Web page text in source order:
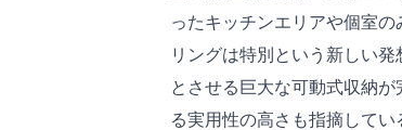
ったキッチンエリアや個室
リングは特別という新しい
とさせる巨大な可動式収納
る実用性の高さも指摘してい